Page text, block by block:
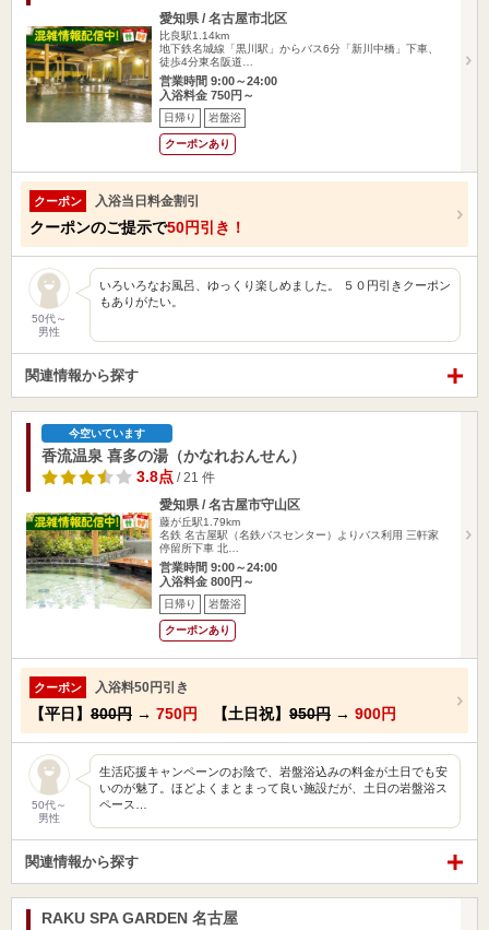
愛知県 / 名古屋市北区
比良駅1.14km
地下鉄名城線「黒川駅」からバス6分「新川中橋」下車、
徒歩4分東名阪道…
営業時間 9:00～24:00
入浴料金 750円～
日帰り 岩盤浴
クーポンあり
クーポン 入浴当日料金割引
クーポンのご提示で50円引き！
50代～
男性
いろいろなお風呂、ゆっくり楽しめました。 ５０円引きクーポン
もありがたい。
関連情報から探す
今空いています
香流温泉 喜多の湯（かなれおんせん）
3.8点 / 21 件
愛知県 / 名古屋市守山区
藤が丘駅1.79km
名鉄 名古屋駅（名鉄バスセンター）よりバス利用 三軒家
停留所下車 北…
営業時間 9:00～24:00
入浴料金 800円～
日帰り 岩盤浴
クーポンあり
クーポン 入浴料50円引き
【平日】 800円 → 750円 【土日祝】 950円 → 900円
50代～
男性
生活応援キャンペーンのお陰で、岩盤浴込みの料金が土日でも安
いのが魅了。ほどよくまとまって良い施設だが、土日の岩盤浴ス
ペース…
関連情報から探す
RAKU SPA GARDEN 名古屋